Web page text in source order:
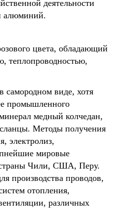
деятельности
алюминий.
цвета, обладающий
теплопроводностью,
самородном виде, хотя
промышленного
медный колчедан,
Методы получения
электролиз,
мировые
Чили, США, Перу.
производства проводов,
отопления,
различных